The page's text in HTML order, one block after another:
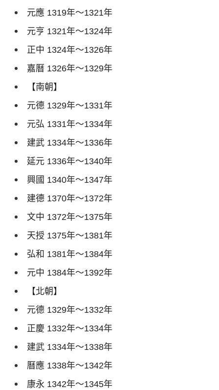
元應 1319年～1321年
元亨 1321年～1324年
正中 1324年～1326年
嘉曆 1326年～1329年
【南朝】
元德 1329年～1331年
元弘 1331年～1334年
建武 1334年～1336年
延元 1336年～1340年
興國 1340年～1347年
建德 1370年～1372年
文中 1372年～1375年
天授 1375年～1381年
弘和 1381年～1384年
元中 1384年～1392年
【北朝】
元德 1329年～1332年
正慶 1332年～1334年
建武 1334年～1338年
曆應 1338年～1342年
康永 1342年～1345年